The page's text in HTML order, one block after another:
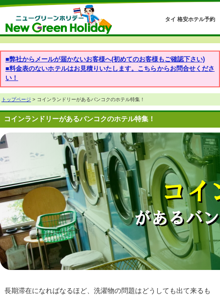
タイ 格安ホテル予約
■弊社からメールが届かないお客様へ(初めてのお客様もご確認下さい)
■料金表のないホテルはお見積りいたします。こちらからお問合せくださ
い！
トップページ > コインランドリーがあるバンコクのホテル特集！
コインランドリーがあるバンコクのホテル特集！
長期滞在になればなるほど、洗濯物の問題はどうしても出て来るも